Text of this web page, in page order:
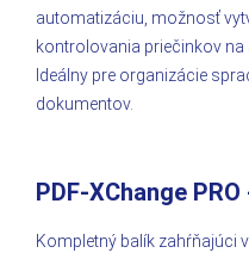
automatizáciu, možnosť
kontrolovania priečinkov
Ideálny pre organizácie
dokumentov.
PDF-XChange
Kompletný balík zahŕňajúci